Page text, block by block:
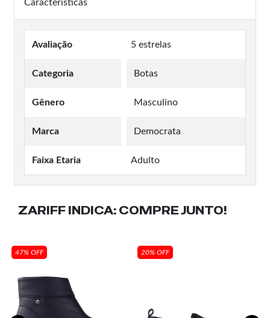
Características
Avaliação 5 estrelas
Categoria Botas
Gênero Masculino
Marca Democrata
Faixa Etaria Adulto
ZARIFF INDICA: COMPRE JUNTO!
47% OFF 20% OFF